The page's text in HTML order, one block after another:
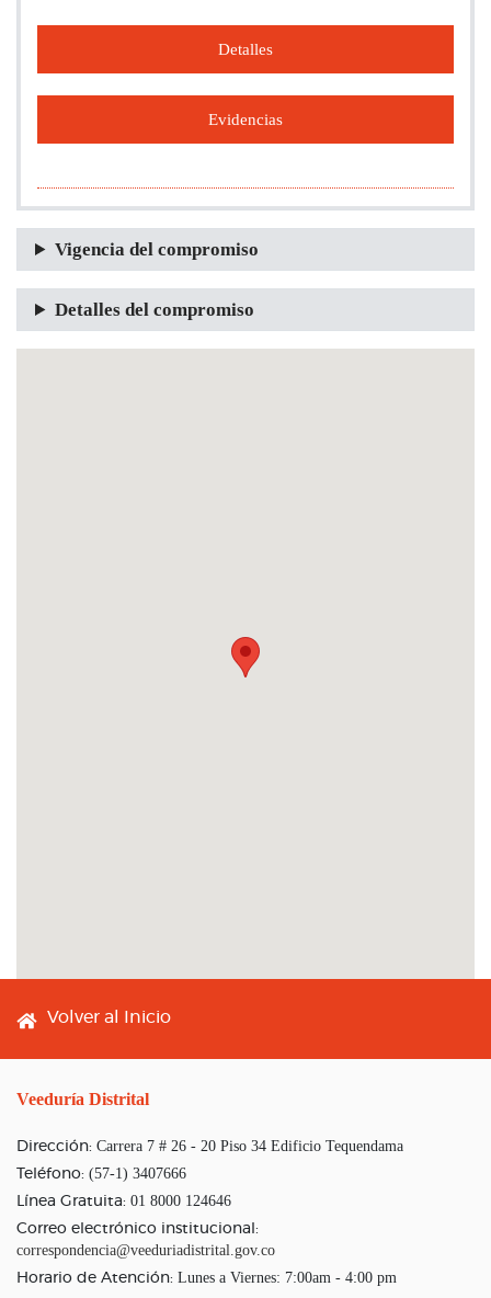
Detalles
Evidencias
Vigencia del compromiso
Detalles del compromiso
Footer menu
Volver al Inicio
Veeduría Distrital
Dirección: Carrera 7 # 26 - 20 Piso 34 Edificio Tequendama
Teléfono: (57-1) 3407666
Línea Gratuita: 01 8000 124646
Correo electrónico institucional:
correspondencia@veeduriadistrital.gov.co
Horario de Atención: Lunes a Viernes: 7:00am - 4:00 pm